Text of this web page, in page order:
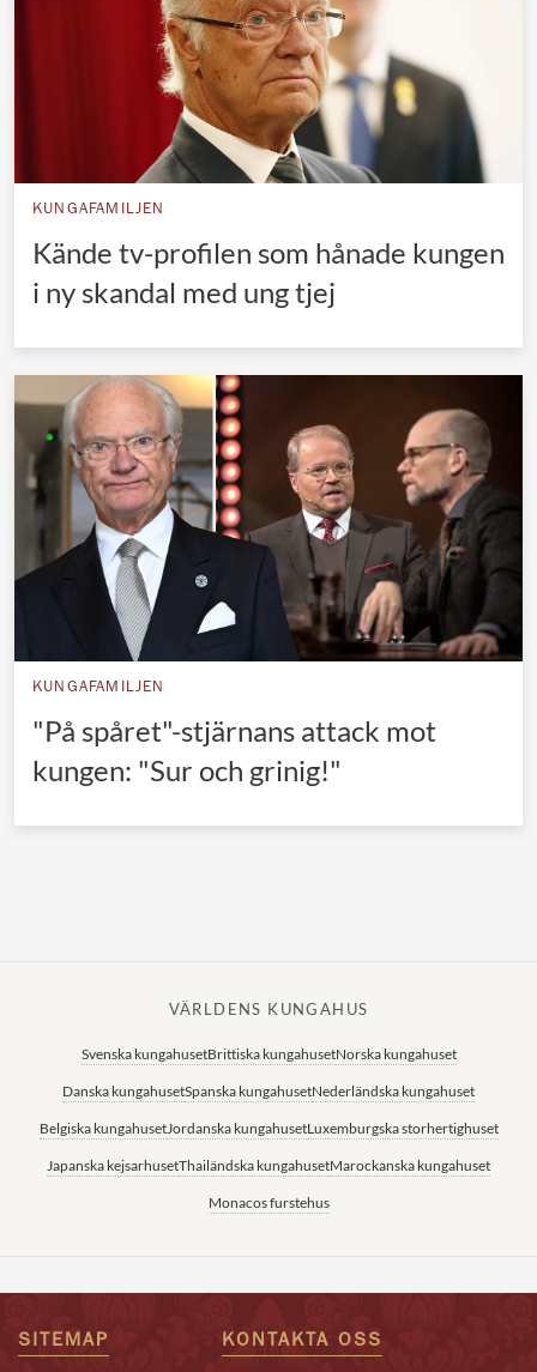
Jordanska kungahuset
Luxemburgska storhertighuset
Japanska kejsarhuset
Thailändska kungahuset
Marockanska kungahuset
KUNGAFAMILJEN
Kände tv-profilen som hånade kungen
i ny skandal med ung tjej
KUNGAFAMILJEN
"På spåret"-stjärnans attack mot
kungen: "Sur och grinig!"
VÄRLDENS KUNGAHUS
Svenska kungahusetBrittiska kungahusetNorska kungahuset
Danska kungahusetSpanska kungahusetNederländska kungahuset
Belgiska kungahusetJordanska kungahusetLuxemburgska storhertighuset
Japanska kejsarhusetThailändska kungahusetMarockanska kungahuset
Monacos furstehus
SITEMAP KONTAKTA OSS